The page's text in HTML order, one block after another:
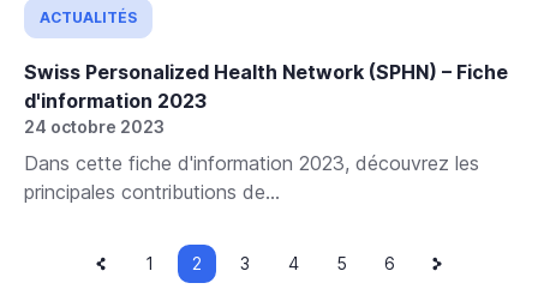
ACTUALITÉS
Swiss Personalized Health Network (SPHN) – Fiche
d'information 2023
24 octobre 2023
Dans cette fiche d'information 2023, découvrez les
principales contributions de...
Pagination
précédente
Page
1
Current
page
2 Page
3 Page
4 Page
5 Page
6
page